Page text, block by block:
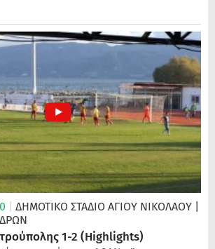
ΔΗΜΟΤΙΚΟ ΣΤΑΔΙΟ ΑΓΙΟΥ ΝΙΚΟΛΑΟΥ
1-2 (Highlights)